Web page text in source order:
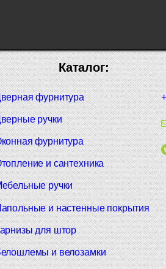
Каталог:
фурнитура
ручки
фурнитура
и сантехника
ручки
и настенные покрытия
для штор
и велозамки